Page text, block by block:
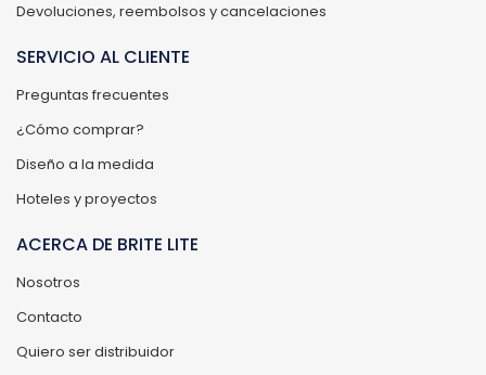
Devoluciones, reembolsos y cancelaciones
SERVICIO AL CLIENTE
Preguntas frecuentes
¿Cómo comprar?
Diseño a la medida
Hoteles y proyectos
ACERCA DE BRITE LITE
Nosotros
Contacto
Quiero ser distribuidor